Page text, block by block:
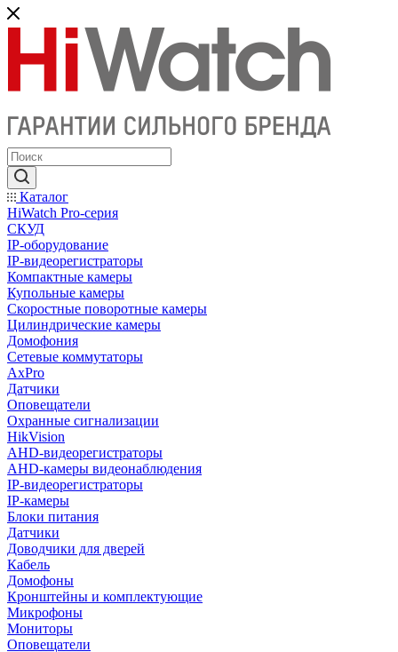
Каталог
HiWatch Pro-серия
CКУД
IP-оборудование
IP-видеорегистраторы
Компактные камеры
Купольные камеры
Скоростные поворотные камеры
Цилиндрические камеры
Домофония
Сетевые коммутаторы
AxPro
Датчики
Оповещатели
Охранные сигнализации
HikVision
AHD-видеорегистраторы
AHD-камеры видеонаблюдения
IP-видеорегистраторы
IP-камеры
Блоки питания
Датчики
Доводчики для дверей
Кабель
Домофоны
Кронштейны и комплектующие
Микрофоны
Мониторы
Оповещатели